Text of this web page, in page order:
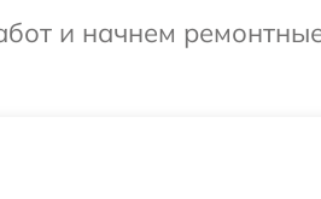
и начнем